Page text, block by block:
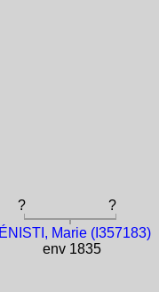
?
?
Marie (I357183)
env 1835